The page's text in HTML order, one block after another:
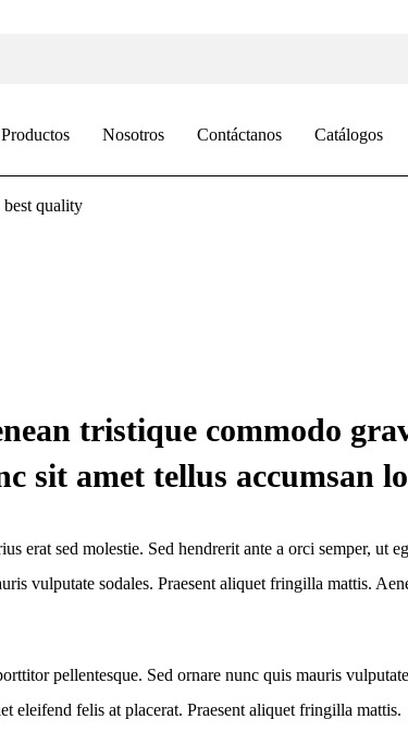
Productos Nosotros Contáctanos Catálogos
quality
tristique commodo
sit amet tellus accumsan
erat sed molestie. Sed hendrerit ante a orci semper, ut
vulputate sodales. Praesent aliquet fringilla mattis.
pellentesque. Sed ornare nunc quis mauris
eleifend felis at placerat. Praesent aliquet fringilla mattis.